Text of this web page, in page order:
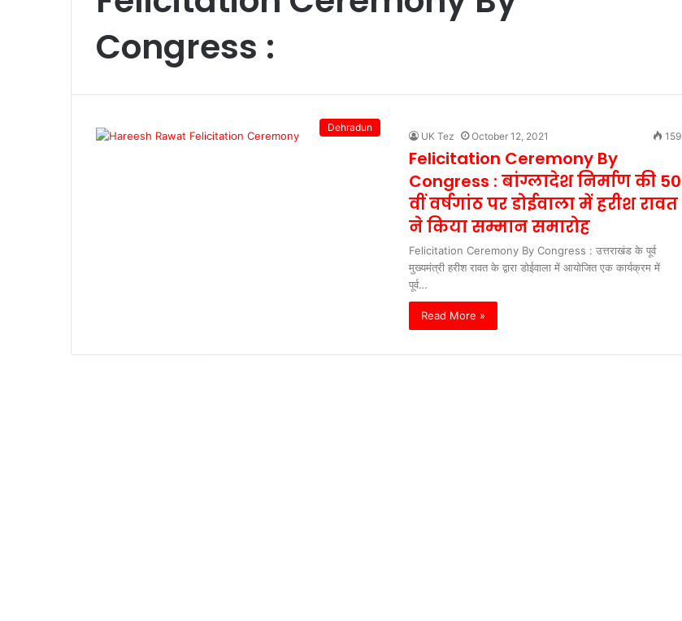
Congress :
Dehradun
UK Tez October 12, 2021 159
Felicitation Ceremony By
Congress : बांग्लादेश निर्माण की 50
वीं वर्षगांठ पर डोईवाला में हरीश रावत
ने किया सम्मान समारोह
Felicitation Ceremony By Congress : उत्तराखंड के पूर्व
मुख्यमंत्री हरीश रावत के द्वारा डोईवाला में आयोजित एक कार्यक्रम में
पूर्व…
Read More »